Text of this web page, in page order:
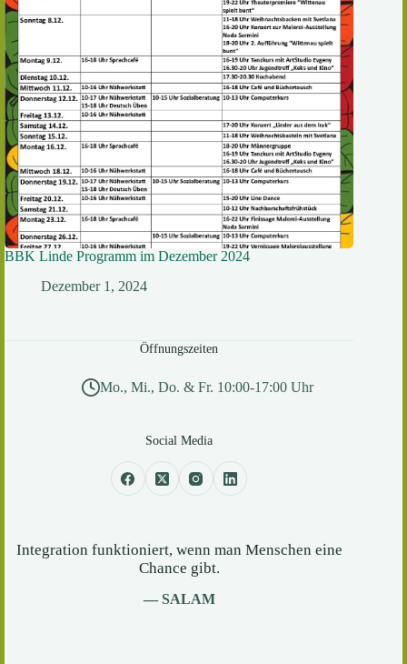
BBK Linde Programm im Dezember 2024
Dezember 1, 2024
Öffnungszeiten
Mo., Mi., Do. & Fr. 10:00-17:00 Uhr
Social Media
Integration funktioniert, wenn man Menschen eine
Chance gibt.
— SALAM